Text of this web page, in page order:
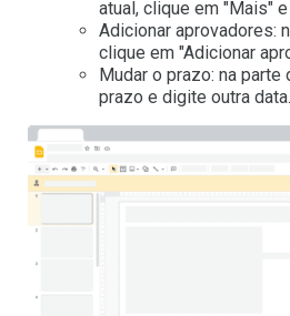
atual, clique em "Mais"
Adicionar aprovadores:
clique em "Adicionar
Mudar o prazo: na parte
prazo e digite outra data.